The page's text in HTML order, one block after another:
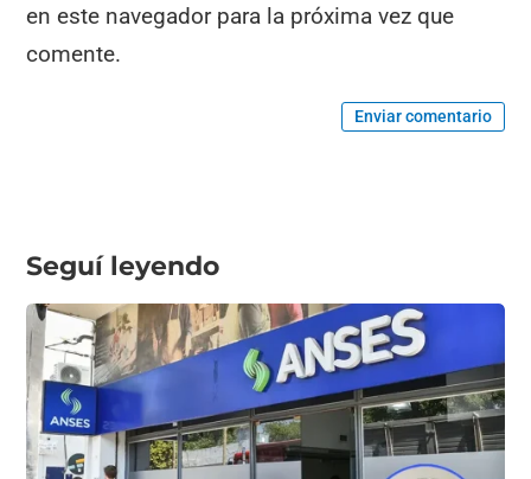
en este navegador para la próxima vez que
comente.
Enviar comentario
Seguí leyendo